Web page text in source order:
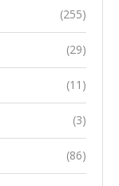
(255)
(29)
(11)
(3)
(86)